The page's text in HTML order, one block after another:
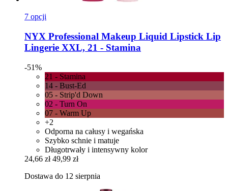
7 opcji
NYX Professional Makeup Liquid Lipstick Lip
Lingerie XXL, 21 -​ Stamina
-51%
21 - Stamina
14 - Bust-Ed
05 - Strip'd Down
02 - Turn On
07 - Warm Up
+2
Odporna na całusy i wegańska
Szybko schnie i matuje
Długotrwały i intensywny kolor
24,66 zł 49,99 zł
Dostawa do 12 sierpnia